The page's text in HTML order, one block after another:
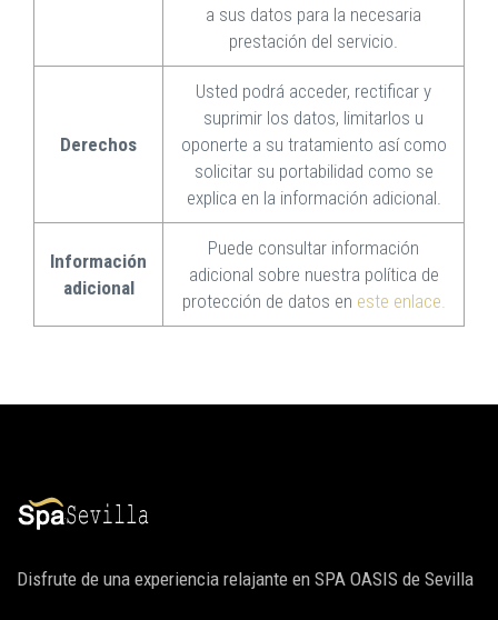
a sus datos para la necesaria
prestación del servicio.
Derechos
Usted podrá acceder, rectificar y
suprimir los datos, limitarlos u
oponerte a su tratamiento así como
solicitar su portabilidad como se
explica en la información adicional.
Información
adicional
Puede consultar información
adicional sobre nuestra política de
protección de datos en este enlace.
Disfrute de una experiencia relajante en SPA OASIS de Sevilla